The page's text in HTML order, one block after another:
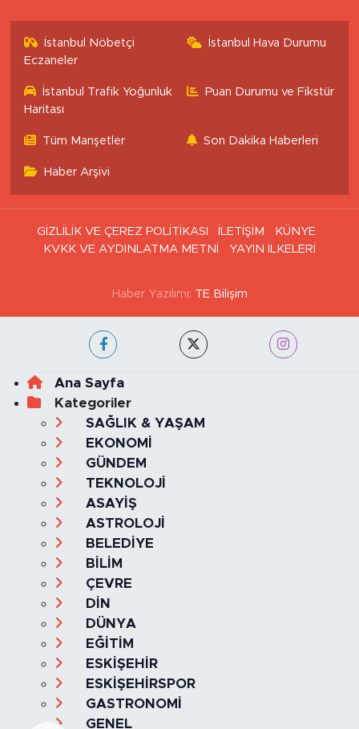
İstanbul Nöbetçi
Eczaneler
İstanbul Hava Durumu
İstanbul Trafik Yoğunluk
Haritası
Puan Durumu ve Fikstür
Tüm Manşetler Son Dakika Haberleri
Haber Arşivi
GİZLİLİK VE ÇEREZ POLİTİKASI İLETİŞİM
KÜNYE
KVKK VE AYDINLATMA METNİ
YAYIN İLKELERİ
Haber Yazılımı: TE Bilişim
Ana Sayfa
Kategoriler
SAĞLIK & YAŞAM
EKONOMİ
GÜNDEM
TEKNOLOJİ
ASAYİŞ
ASTROLOJİ
BELEDİYE
BİLİM
ÇEVRE
DİN
DÜNYA
EĞİTİM
ESKİŞEHİR
ESKİŞEHİRSPOR
GASTRONOMİ
GENEL